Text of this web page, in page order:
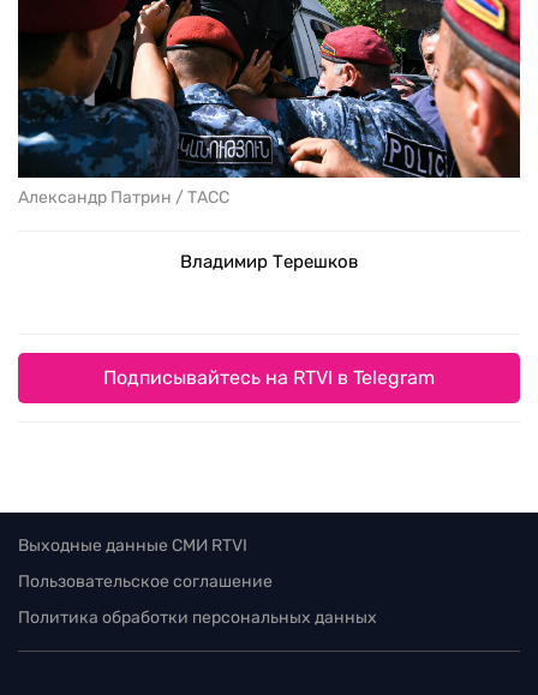
Александр Патрин / ТАСС
Владимир Терешков
Подписывайтесь на RTVI в Telegram
Выходные данные СМИ RTVI
Пользовательское соглашение
Политика обработки персональных данных